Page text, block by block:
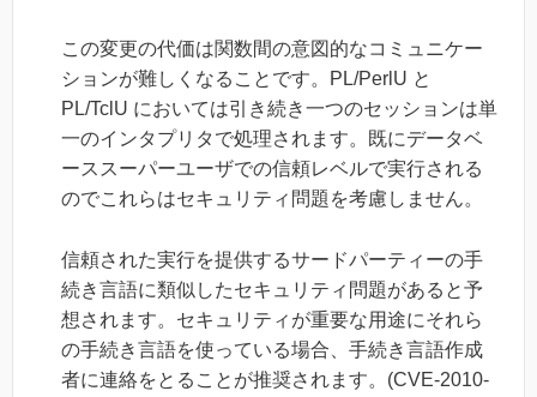
この変更の代価は関数間の意図的なコミュニケー
ションが難しくなることです。PL/PerlU と
PL/TclU においては引き続き一つのセッションは単
一のインタプリタで処理されます。既にデータベ
ーススーパーユーザでの信頼レベルで実行される
のでこれらはセキュリティ問題を考慮しません。
信頼された実行を提供するサードパーティーの手
続き言語に類似したセキュリティ問題があると予
想されます。セキュリティが重要な用途にそれら
の手続き言語を使っている場合、手続き言語作成
者に連絡をとることが推奨されます。(CVE-2010-